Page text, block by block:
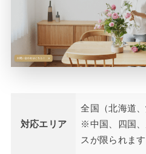
対応エリア
全国（北海道、
※中国、四国
スが限られます